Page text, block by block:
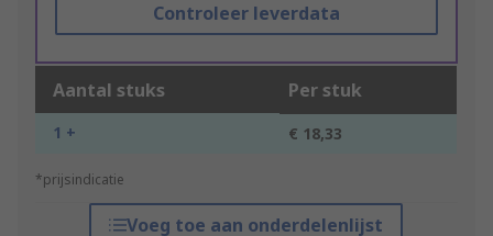
Controleer leverdata
Aantal stuks Per stuk
1 + € 18,33
*prijsindicatie
Voeg toe aan onderdelenlijst